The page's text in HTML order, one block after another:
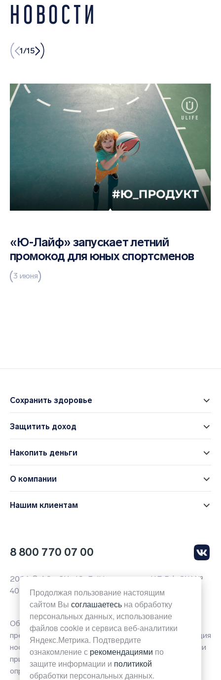
НОВОСТИ
«Ю-Лайф» запускает летний
промокод для юных спортсменов
3 июня
1/15
Сохранить здоровье
Защитить доход
Накопить деньги
О компании
Нашим клиентам
8 800 770 07 00
2026 © АО «СК «Ю-Лайф», лицензии ЦБ РФ СЖ №
4014, СЛ № 4014
Обращаем ваше внимание на то, что вся
представленная на данной странице сайта информация
носит исключительно информационный характер и ни
при каких условиях не является публичной офертой
определяемой положениями Статьи 437(2)
Продолжая пользование настоящим
сайтом Вы соглашаетесь на обработку
персональных данных, использование
файлов cookie и сервиса веб-аналитики
Яндекс.Метрика. Подтвердите
ознакомление с рекомендациями по
защите информации и политикой
обработки персональных данных.